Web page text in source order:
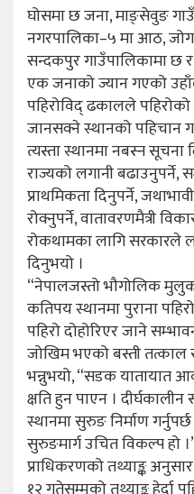
घोसमा छ जना, माङ्सेवुङ
नगरपालिका–५ मा आठ,
सन्दकपुर गाउँपालिकामा छ
एक जनाको ज्यान गएको
पहिरोविद् ढकालले
जानसक्ने स्थानको पहिचान
त्यस्ता स्थानमा नबस्न सूचना
राज्यको लगानी बढाउनुपर्ने,
प्राथमिकता दिनुपर्ने,
रोक्नुपर्ने, वातावरणमैत्री
रोकथामका लागि सरकारले
दिनुभयो ।
“नेपालजस्तो भौगोलिक
कतिपय स्थानमा पुराना
पहिरो दोहोरिएर जाने
जोखिम भएको बस्ती तत्काल
भन्नुभयो, “सडक यातायात
क्षति हुन पाएन ।
स्थानमा सुरुङ निर्माण
सुरुङमार्ग उचित विकल्प हो
प्राधिकरणको तथ्याङ्क